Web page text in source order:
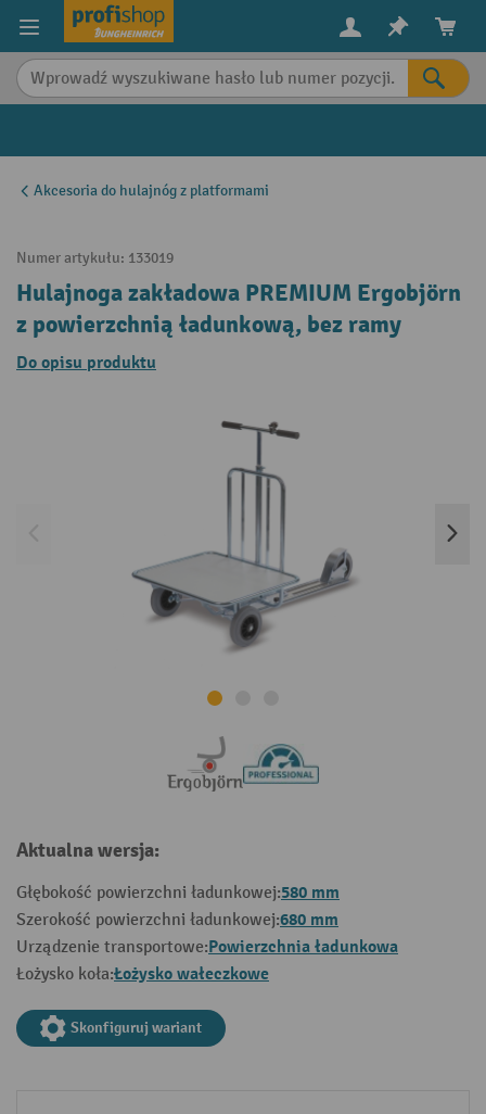
content
Akcesoria do hulajnóg z platformami
Numer artykułu: 133019
Hulajnoga zakładowa PREMIUM Ergobjörn
z powierzchnią ładunkową, bez ramy
Do opisu produktu
Aktualna wersja:
Głębokość powierzchni ładunkowej:580 mm
Szerokość powierzchni ładunkowej:680 mm
Urządzenie transportowe:Powierzchnia ładunkowa
Łożysko koła:Łożysko wałeczkowe
Skonfiguruj wariant